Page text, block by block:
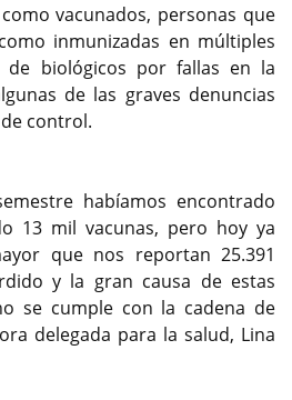
vacunados, personas que
inmunizadas en múltiples
de biológicos por fallas en la
de las graves denuncias
control.
habíamos encontrado
13 mil vacunas, pero hoy ya
que nos reportan 25.391
y la gran causa de estas
se cumple con la cadena de
delegada para la salud, Lina